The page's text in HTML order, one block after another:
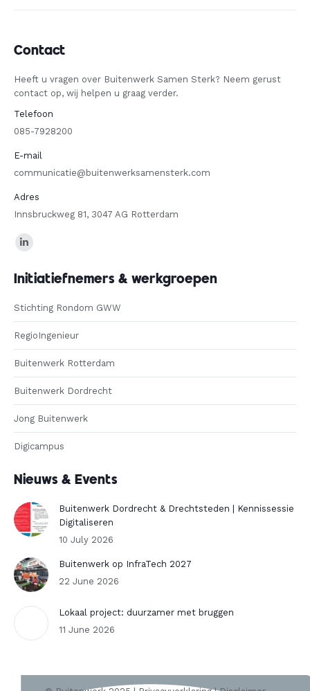
Contact
Heeft u vragen over Buitenwerk Samen Sterk? Neem gerust
contact op, wij helpen u graag verder.
Telefoon
085-7928200
E-mail
communicatie@buitenwerksamensterk.com
Adres
Innsbruckweg 81, 3047 AG Rotterdam
Find us on:
Linkedin
in
new
window
Initiatiefnemers & werkgroepen
Stichting Rondom GWW
RegioIngenieur
Buitenwerk Rotterdam
Buitenwerk Dordrecht
Jong Buitenwerk
Digicampus
Nieuws & Events
Buitenwerk Dordrecht & Drechtsteden | Kennissessie
Digitaliseren
10 July 2026
Buitenwerk op InfraTech 2027
22 June 2026
Lokaal project: duurzamer met bruggen
11 June 2026